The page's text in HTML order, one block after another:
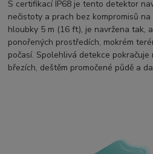
S certifikací IP68 je tento detektor
nečistoty a prach bez kompromisů
hloubky 5 m (16 ft), je navržena tak,
ponořených prostředích, mokrém
počasí. Spolehlivá detekce
březích, deštěm promočené půdě a